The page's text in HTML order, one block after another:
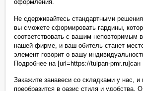
оформления.
Не сдерживайтесь стандартными
вы сможете сформировать гардины,
соответствовать с вашим неповторимым
нашей фирме, и ваш обитель станет
элемент говорит о вашу
Подробнее на [url=https://tulpan-pmr.ru]сан
Закажите занавеси со складками у нас,
преобразится в оазис стиля и удобства.